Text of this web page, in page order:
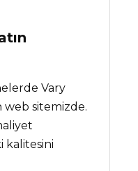
Vary
sitemizde.
kalitesini